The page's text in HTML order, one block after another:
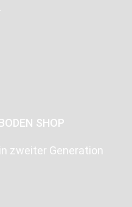
SHOP
zweiter Generation